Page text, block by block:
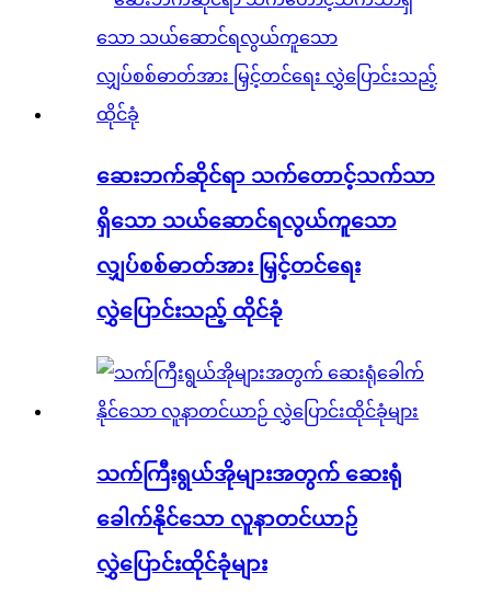
ဆေးဘက်ဆိုင်ရာ သက်တောင့်သက်သာ
ရှိသော သယ်ဆောင်ရလွယ်ကူသော
လျှပ်စစ်ဓာတ်အား မြှင့်တင်ရေး
လွှဲပြောင်းသည့် ထိုင်ခုံ
သက်ကြီးရွယ်အိုများအတွက် ဆေးရုံ
ခေါက်နိုင်သော လူနာတင်ယာဉ်
လွှဲပြောင်းထိုင်ခုံများ